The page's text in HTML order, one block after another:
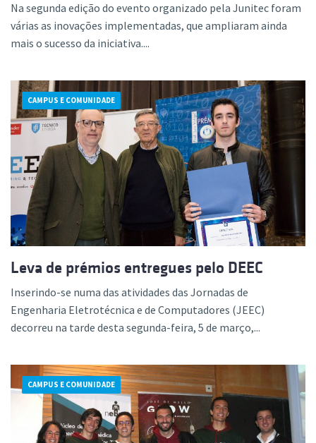
Na segunda edição do evento organizado pela Junitec foram
várias as inovações implementadas, que ampliaram ainda
mais o sucesso da iniciativa....
CAMPUS E COMUNIDADE
Leva de prémios entregues pelo DEEC
Inserindo-se numa das atividades das Jornadas de
Engenharia Eletrotécnica e de Computadores (JEEC)
decorreu na tarde desta segunda-feira, 5 de março,...
CAMPUS E COMUNIDADE